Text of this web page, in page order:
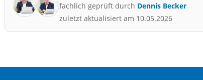
fachlich geprüft durch Dennis Becker
zuletzt aktualisiert am 10.05.2026